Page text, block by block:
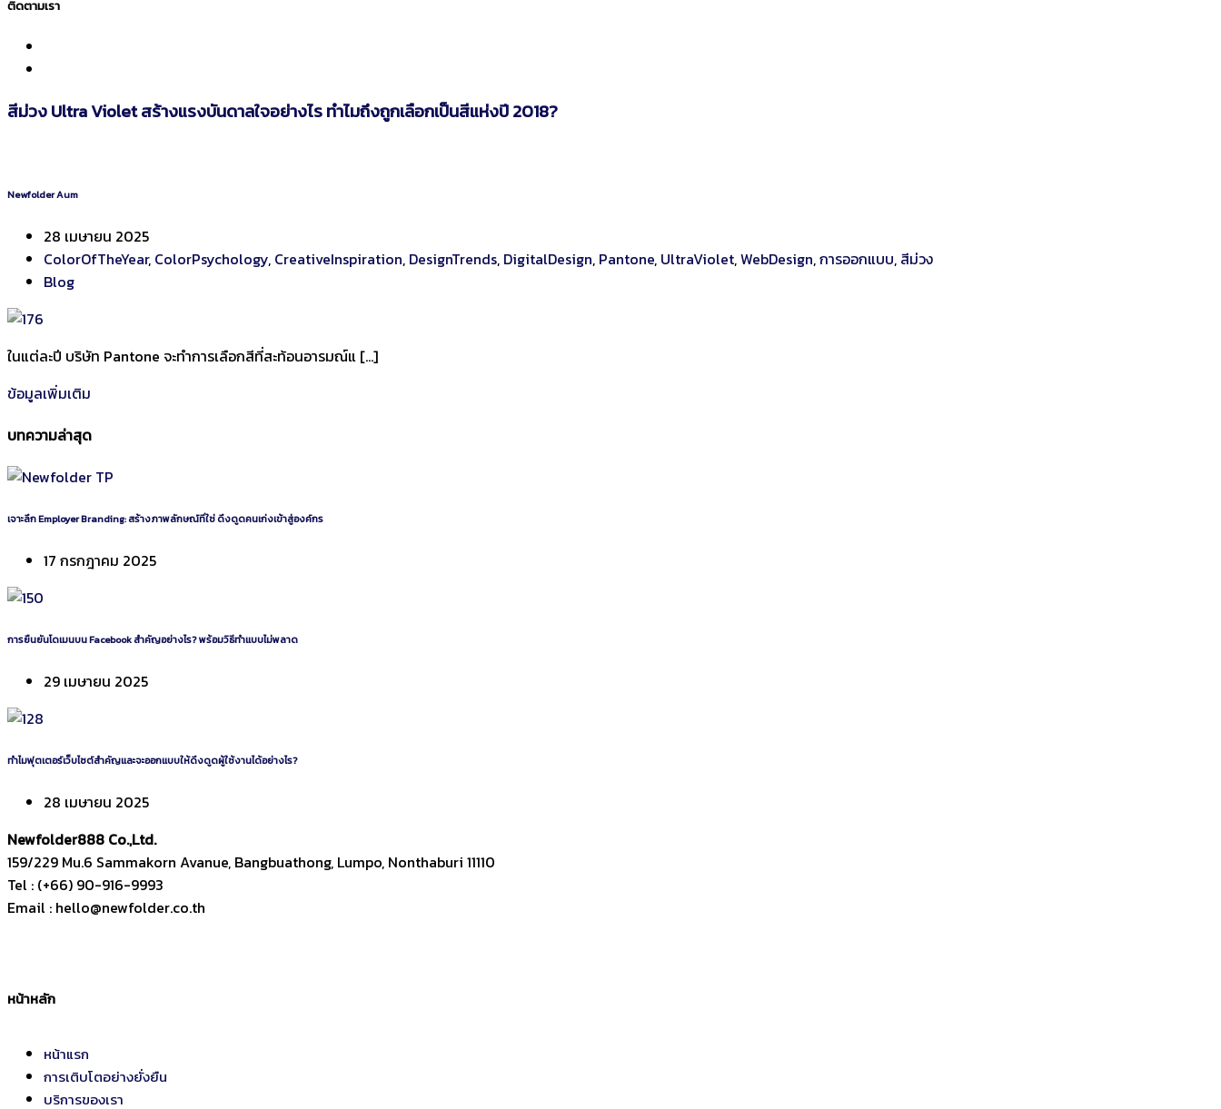
ติดตามเรา
สีม่วง Ultra Violet สร้างแรงบันดาลใจอย่างไร ทำไมถึงถูกเลือกเป็นสีแห่งปี 2018?
Newfolder Aum
28 เมษายน 2025
ColorOfTheYear, ColorPsychology, CreativeInspiration, DesignTrends, DigitalDesign, Pantone, UltraViolet,WebDesign,การออกแบบ, สีม่วง
Blog
ในแต่ละปี บริษัท Pantone จะทำการเลือกสีที่สะท้อนอารมณ์แ […]
ข้อมูลเพิ่มเติม
บทความล่าสุด
เจาะลึก Employer Branding: สร้างภาพลักษณ์ที่ใช่ ดึงดูดคนเก่งเข้าสู่องค์กร
17 กรกฎาคม 2025
การยืนยันโดเมนบน Facebook สำคัญอย่างไร? พร้อมวิธีทำแบบไม่พลาด
29 เมษายน 2025
ทำไมฟุตเตอร์เว็บไซต์สำคัญและจะออกแบบให้ดึงดูดผู้ใช้งานได้อย่างไร?
28 เมษายน 2025
Newfolder888 Co.,Ltd.
159/229 Mu.6 Sammakorn Avanue, Bangbuathong, Lumpo, Nonthaburi 11110
Tel : (+66) 90-916-9993
Email : hello@newfolder.co.th
หน้าหลัก
หน้าแรก
การเติบโตอย่างยั่งยืน
บริการของเรา